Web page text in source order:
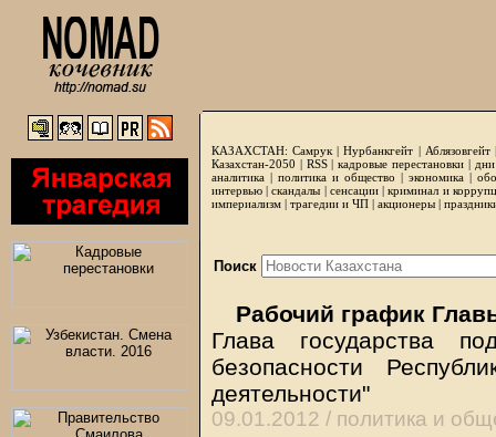
КАЗАХСТАН: Самрук |Нурбанкгейт | Аблязовгейт
Казахстан-2050 | RSS|кадровые перестановки|
аналитика | политика и общество | экономика |
интервью |скандалы | сенсации|криминал и
империализм | трагедии и ЧП | акционеры |
Поиск
Рабочий график
Глава государства
безопасности
деятельности"
09.01.2012 / политика и